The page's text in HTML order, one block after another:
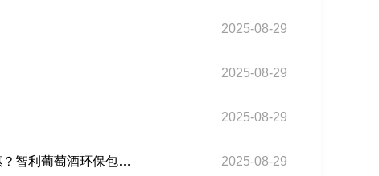
2025-08-29
2025-08-29
2025-08-29
智利葡萄酒环保包装的材料降解率需达到多少才能享受关税优惠？智利葡萄酒环保包装的材料降解率需达到多少才能享受关税优惠？ 2025-08-29